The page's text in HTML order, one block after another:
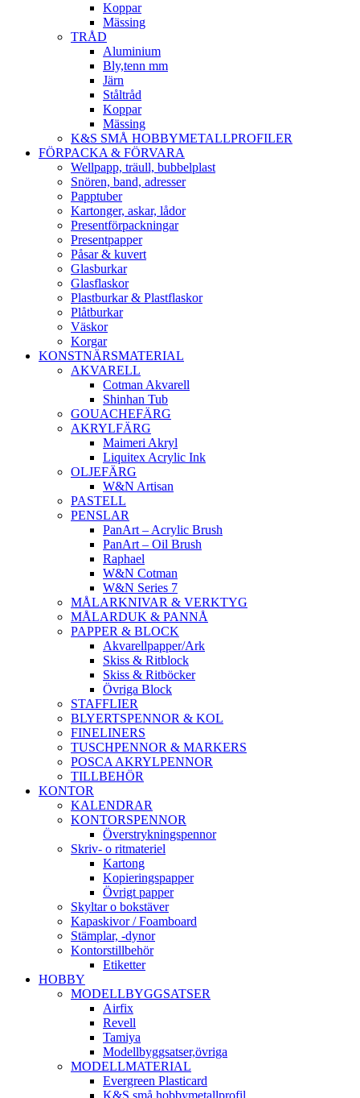
Koppar
Mässing
TRÅD
Aluminium
Bly,tenn mm
Järn
Ståltråd
Koppar
Mässing
K&S SMÅ HOBBYMETALLPROFILER
FÖRPACKA & FÖRVARA
Wellpapp, träull, bubbelplast
Snören, band, adresser
Papptuber
Kartonger, askar, lådor
Presentförpackningar
Presentpapper
Påsar & kuvert
Glasburkar
Glasflaskor
Plastburkar & Plastflaskor
Plåtburkar
Väskor
Korgar
KONSTNÄRSMATERIAL
AKVARELL
Cotman Akvarell
Shinhan Tub
GOUACHEFÄRG
AKRYLFÄRG
Maimeri Akryl
Liquitex Acrylic Ink
OLJEFÄRG
W&N Artisan
PASTELL
PENSLAR
PanArt – Acrylic Brush
PanArt – Oil Brush
Raphael
W&N Cotman
W&N Series 7
MÅLARKNIVAR & VERKTYG
MÅLARDUK & PANNÅ
PAPPER & BLOCK
Akvarellpapper/Ark
Skiss & Ritblock
Skiss & Ritböcker
Övriga Block
STAFFLIER
BLYERTSPENNOR & KOL
FINELINERS
TUSCHPENNOR & MARKERS
POSCA AKRYLPENNOR
TILLBEHÖR
KONTOR
KALENDRAR
KONTORSPENNOR
Överstrykningspennor
Skriv- o ritmateriel
Kartong
Kopieringspapper
Övrigt papper
Skyltar o bokstäver
Kapaskivor / Foamboard
Stämplar, -dynor
Kontorstillbehör
Etiketter
HOBBY
MODELLBYGGSATSER
Airfix
Revell
Tamiya
Modellbyggsatser,övriga
MODELLMATERIAL
Evergreen Plasticard
K&S små hobbymetallprofil